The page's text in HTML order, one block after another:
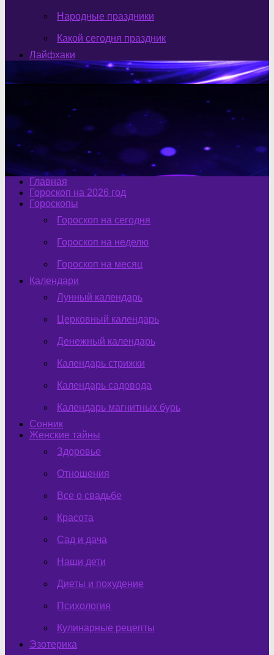
Народные праздники
Какой сегодня праздник
Лайфхаки
Главная
Гороскоп на 2026 год
Гороскопы
Гороскоп на сегодня
Гороскоп на неделю
Гороскоп на месяц
Календари
Лунный календарь
Церковный календарь
Денежный календарь
Календарь стрижки
Календарь садовода
Календарь магнитных бурь
Сонник
Женские тайны
Здоровье
Отношения
Все о свадьбе
Красота
Сад и дача
Наши дети
Диеты и похудение
Психология
Кулинарные рецепты
Эзотерика